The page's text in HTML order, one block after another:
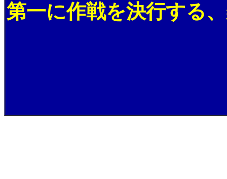
第一に作戦を決行する